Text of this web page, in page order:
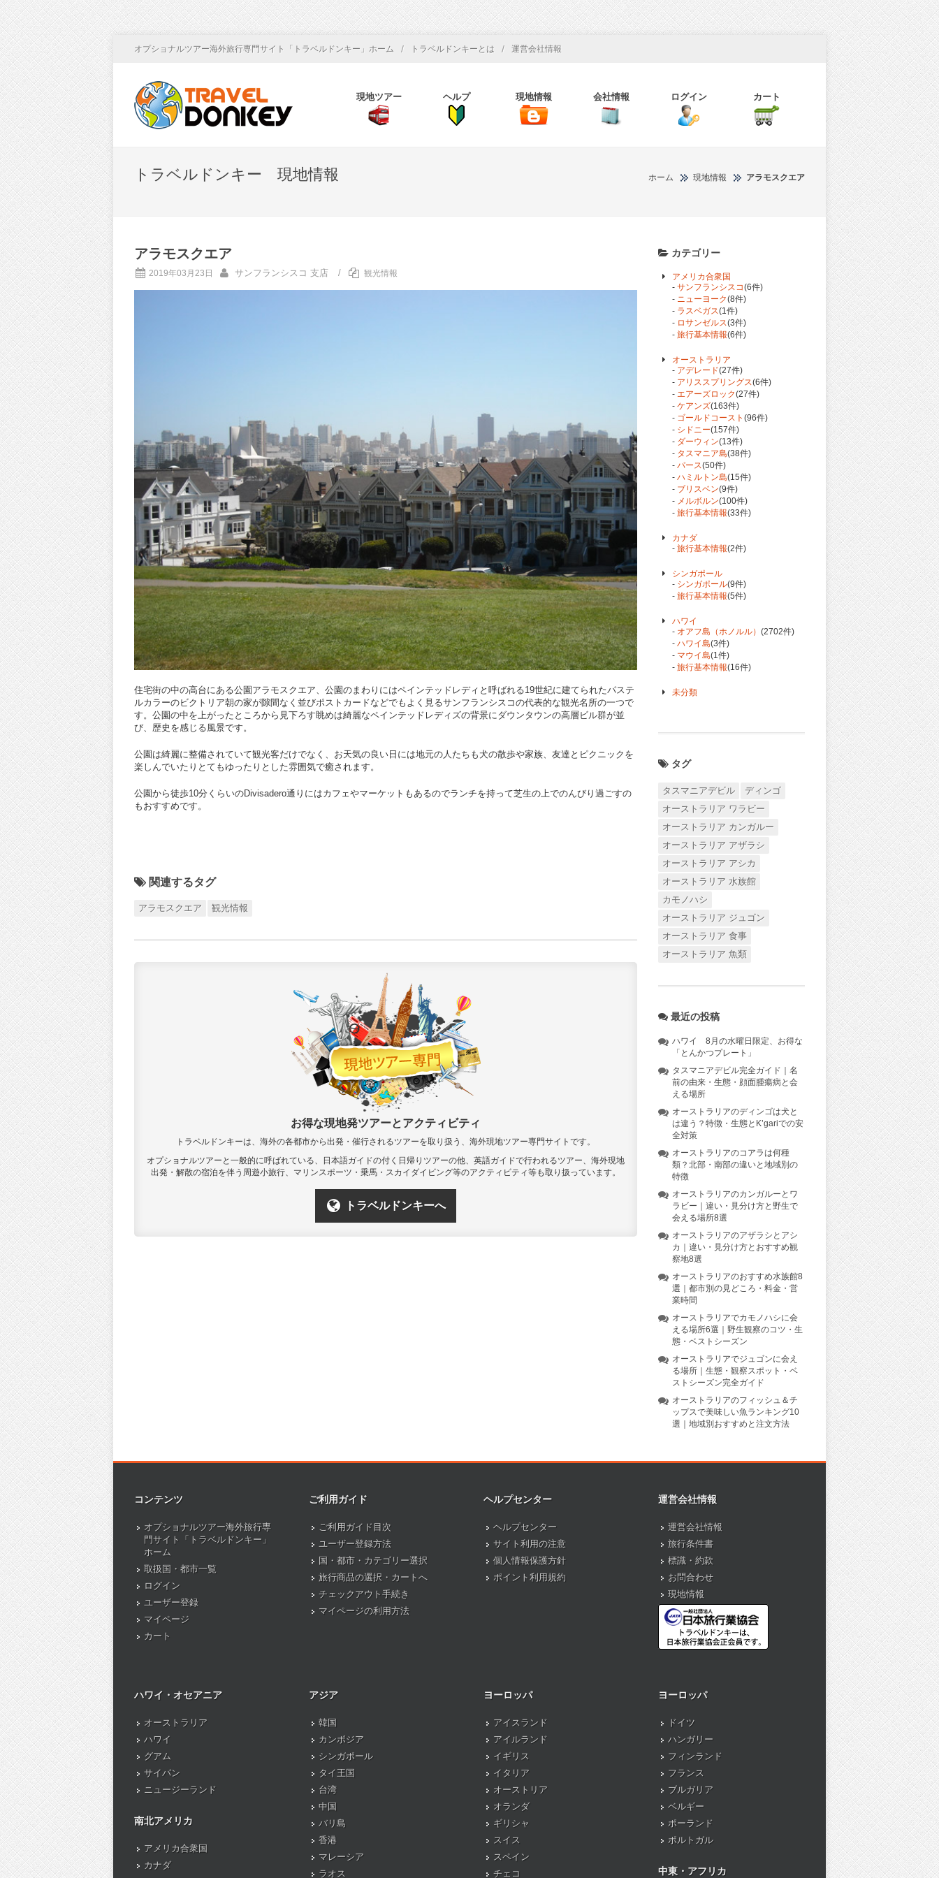
オプショナルツアー海外旅行専門サイト「トラベルドンキー」ホーム / トラベルドンキーとは / 運営会社情報
現地ツアー ヘルプ 現地情報 会社情報 ログイン カート
トラベルドンキー 現地情報 ホーム 現地情報 アラモスクエア
アラモスクエア
2019年03月23日 サンフランシスコ 支店 / 観光情報
住宅街の中の高台にある公園アラモスクエア、公園のまわりにはペインテッドレディと呼ばれる19世紀に建てられたパステ
ルカラーのビクトリア朝の家が隙間なく並びポストカードなどでもよく見るサンフランシスコの代表的な観光名所の一つで
す。公園の中を上がったところから見下ろす眺めは綺麗なペインテッドレディズの背景にダウンタウンの高層ビル群が並
び、歴史を感じる風景です。
公園は綺麗に整備されていて観光客だけでなく、お天気の良い日には地元の人たちも犬の散歩や家族、友達とピクニックを
楽しんでいたりとてもゆったりとした雰囲気で癒されます。
公園から徒歩10分くらいのDivisadero通りにはカフェやマーケットもあるのでランチを持って芝生の上でのんびり過ごすの
もおすすめです。
関連するタグ
アラモスクエア 観光情報
お得な現地発ツアーとアクティビティ
トラベルドンキーは、海外の各都市から出発・催行されるツアーを取り扱う、海外現地ツアー専門サイトです。
オプショナルツアーと一般的に呼ばれている、日本語ガイドの付く日帰りツアーの他、英語ガイドで行われるツアー、海外現地
出発・解散の宿泊を伴う周遊小旅行、マリンスポーツ・乗馬・スカイダイビング等のアクティビティ等も取り扱っています。
トラベルドンキーへ
カテゴリー
アメリカ合衆国
- サンフランシスコ(6件)
- ニューヨーク(8件)
- ラスベガス(1件)
- ロサンゼルス(3件)
- 旅行基本情報(6件)
オーストラリア
- アデレード(27件)
- アリススプリングス(6件)
- エアーズロック(27件)
- ケアンズ(163件)
- ゴールドコースト (96件)
- シドニー(157件)
- ダーウィン(13件)
- タスマニア島(38件)
- パース(50件)
- ハミルトン島(15件)
- ブリスベン(9件)
- メルボルン(100件)
- 旅行基本情報(33件)
カナダ
- 旅行基本情報(2件)
シンガポール
- シンガポール(9件)
- 旅行基本情報(5件)
ハワイ
- オアフ島（ホノルル） (2702件)
- ハワイ島(3件)
- マウイ島(1件)
- 旅行基本情報(16件)
未分類
タグ
タスマニアデビル
ディンゴ
オーストラリア ワラビー
オーストラリア カンガルー
オーストラリア アザラシ
オーストラリア アシカ
オーストラリア 水族館
カモノハシ
オーストラリア ジュゴン
オーストラリア 食事
オーストラリア 魚類
最近の投稿
ハワイ 8月の水曜日限定、お得な
「とんかつプレート」
タスマニアデビル完全ガイド｜名
前の由来・生態・顔面腫瘍病と会
える場所
オーストラリアのディンゴは犬と
は違う？特徴・生態とK’gariでの安
全対策
オーストラリアのコアラは何種
類？北部・南部の違いと地域別の
特徴
オーストラリアのカンガルーとワ
ラビー｜違い・見分け方と野生で
会える場所8選
オーストラリアのアザラシとアシ
カ｜違い・見分け方とおすすめ観
察地8選
オーストラリアのおすすめ水族館8
選｜都市別の見どころ・料金・営
業時間
オーストラリアでカモノハシに会
える場所6選｜野生観察のコツ・生
態・ベストシーズン
オーストラリアでジュゴンに会え
る場所｜生態・観察スポット・ベ
ストシーズン完全ガイド
オーストラリアのフィッシュ＆チ
ップスで美味しい魚ランキング10
選｜地域別おすすめと注文方法
コンテンツ
オプショナルツアー海外旅行専
門サイト「トラベルドンキー」
ホーム
取扱国・都市一覧
ログイン
ユーザー登録
マイページ
カート
ご利用ガイド
ご利用ガイド目次
ユーザー登録方法
国・都市・カテゴリー選択
旅行商品の選択・カートへ
チェックアウト手続き
マイページの利用方法
ヘルプセンター
ヘルプセンター
サイト利用の注意
個人情報保護方針
ポイント利用規約
運営会社情報
運営会社情報
旅行条件書
標識・約款
お問合わせ
現地情報
ハワイ・オセアニア
オーストラリア
ハワイ
グアム
サイパン
ニュージーランド
南北アメリカ
アメリカ合衆国
カナダ
アジア
韓国
カンボジア
シンガポール
タイ王国
台湾
中国
バリ島
香港
マレーシア
ラオス
ヨーロッパ
アイスランド
アイルランド
イギリス
イタリア
オーストリア
オランダ
ギリシャ
スイス
スペイン
チェコ
ヨーロッパ
ドイツ
ハンガリー
フィンランド
フランス
ブルガリア
ベルギー
ポーランド
ポルトガル
中東・アフリカ